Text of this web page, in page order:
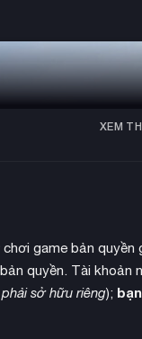
XEM
game bản
quyền. Tài khoản
sở hữu riêng);